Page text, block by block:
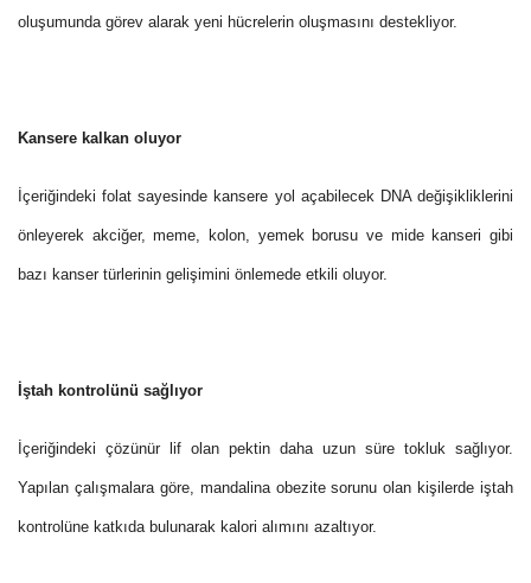
oluşumunda görev alarak yeni hücrelerin oluşmasını destekliyor.
Kansere kalkan oluyor
İçeriğindeki folat sayesinde kansere yol açabilecek DNA değişikliklerini
önleyerek akciğer, meme, kolon, yemek borusu ve mide kanseri gibi
bazı kanser türlerinin gelişimini önlemede etkili oluyor.
İştah kontrolünü sağlıyor
İçeriğindeki çözünür lif olan pektin daha uzun süre tokluk sağlıyor.
Yapılan çalışmalara göre, mandalina obezite sorunu olan kişilerde iştah
kontrolüne katkıda bulunarak kalori alımını azaltıyor.